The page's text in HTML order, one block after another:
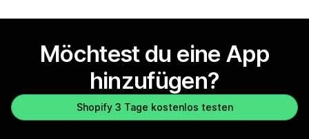
Möchtest du eine App
hinzufügen?
Shopify 3 Tage kostenlos testen